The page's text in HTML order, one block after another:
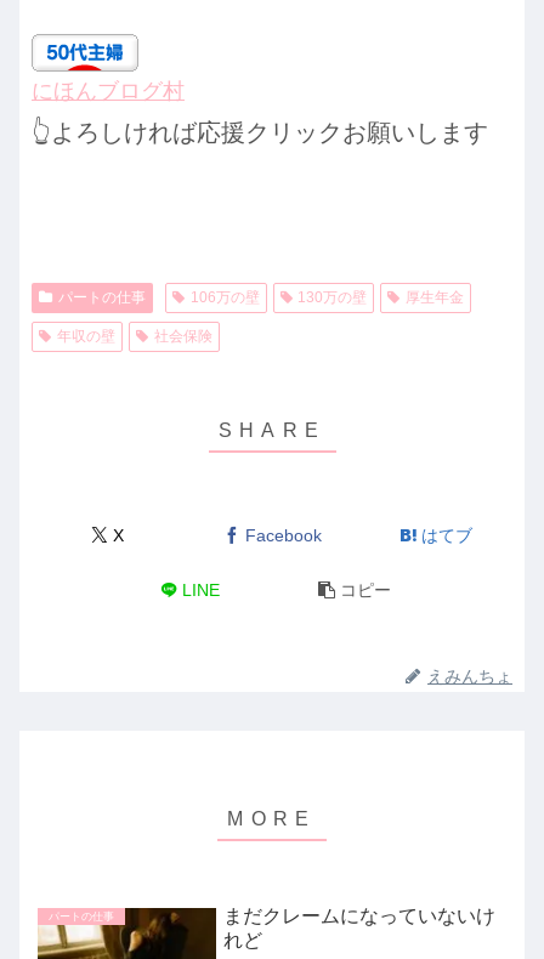
にほんブログ村
👆よろしければ応援クリックお願いします
パートの仕事 106万の壁 130万の壁 厚生年金
年収の壁 社会保険
X Facebook はてブ
LINE コピー
えみんちょ
パートの仕事
まだクレームになっていないけ
れど